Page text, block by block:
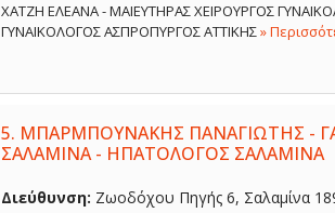
ΧΑΤΖΗ ΕΛΕΑΝΑ - ΜΑΙΕΥΤΗΡΑΣ ΧΕΙΡΟΥΡΓΟΣ
ΓΥΝΑΙΚΟΛΟΓΟΣ ΑΣΠΡΟΠΥΡΓΟΣ ΑΤΤΙΚΗΣ»
5. ΜΠΑΡΜΠΟΥΝΑΚΗΣ ΠΑΝΑΓΙΩΤΗΣ -
ΣΑΛΑΜΙΝΑ - ΗΠΑΤΟΛΟΓΟΣ ΣΑΛΑΜΙΝΑ
Διεύθυνση: Ζωοδόχου Πηγής 6, Σαλαμίνα